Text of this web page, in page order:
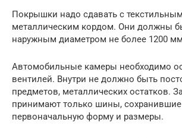
Покрышки надо сдавать с
металлическим кордом. Они должны
наружным диаметром не более 1200
Автомобильные камеры необходимо
вентилей. Внутри не должно быть
предметов, металлических остатков.
принимают только шины, сохранившие
первоначальную форму и размеры.